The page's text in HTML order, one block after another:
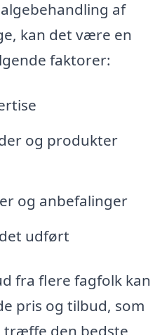
af
kan det være en
faktorer:
og produkter
og anbefalinger
udført
fra flere fagfolk kan
pris og tilbud, som
træffe den bedste